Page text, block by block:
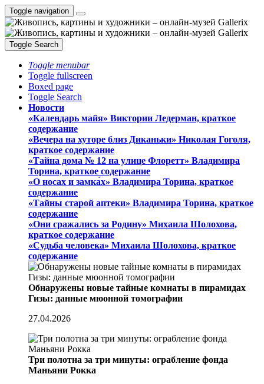
Toggle navigation
Toggle Search
Toggle menubar
Toggle fullscreen
Boxed page
Toggle Search
Новости
«Календарь майя» Виктории Ледерман, краткое
содержание
«Вечера на хуторе близ Диканьки» Николая Гоголя,
краткое содержание
«Тайна дома № 12 на улице Флоретт» Владимира
Торина, краткое содержание
«О носах и замка́х» Владимира Торина, краткое
содержание
«Тайны старой аптеки» Владимира Торина, краткое
содержание
«Они сражались за Родину» Михаила Шолохова,
краткое содержание
«Судьба человека» Михаила Шолохова, краткое
содержание
Обнаружены новые тайные комнаты в пирамидах
Гизы: данные мюонной томографии
27.04.2026
Три полотна за три минуты: ограбление фонда
Маньяни Рокка